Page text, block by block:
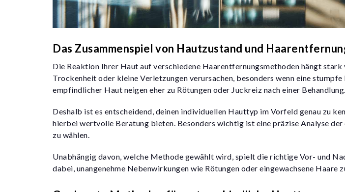
Das Zusammenspiel von Hautzustand und
Die Reaktion Ihrer Haut auf verschiedene Haarentfernungsmethoden hängt stark
Trockenheit oder kleine Verletzungen verursachen, besonders wenn eine
empfindlicher Haut neigen eher zu Rötungen oder Juckreiz nach einer Behandlung.
Deshalb ist es entscheidend, deinen individuellen Hauttyp im Vorfeld genau zu
hierbei wertvolle Beratung bieten. Besonders wichtig ist eine präzise Analyse
zu wählen.
Unabhängig davon, welche Methode gewählt wird, spielt die richtige Vor- und
dabei, unangenehme Nebenwirkungen wie Rötungen oder eingewachsene Haare